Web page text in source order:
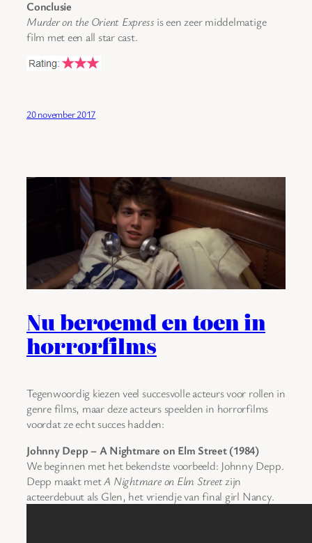
Conclusie
Murder on the Orient Express is een zeer middelmatige
film met een all star cast.
20 november 2017
Nu beroemd en toen in
horrorfilms
Tegenwoordig kiezen veel succesvolle acteurs voor rollen in
genre films, maar deze acteurs speelden in horrorfilms
voordat ze echt succes hadden:
Johnny Depp – A Nightmare on Elm Street (1984)
We beginnen met het bekendste voorbeeld: Johnny Depp.
Depp maakt metA Nightmare on Elm Streetzijn
acteerdebuut als Glen, het vriendje van final girl Nancy.